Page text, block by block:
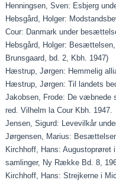
Henningsen, Sven: Esbjerg
Hebsgård, Holger:
Cour: Danmark under
Hebsgård, Holger:
Brunsgaard, bd. 2, Kbh. 1947)
Hæstrup, Jørgen: Hemmelig
Hæstrup, Jørgen: Til landets
Jakobsen, Frode: De væbnede
red. Vilhelm la Cour Kbh. 1947.
Jensen, Sigurd: Levevilkår
Jørgensen, Marius:
Kirchhoff, Hans:
samlinger, Ny Række Bd. 8,
Kirchhoff, Hans: Strejkerne i